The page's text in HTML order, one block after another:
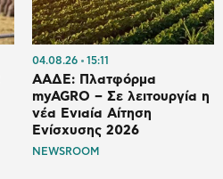
04.08.26 15:11
ΑΑΔΕ: Πλατφόρμα
myAGRO – Σε λειτουργία η
νέα Ενιαία Αίτηση
Ενίσχυσης 2026
NEWSROOM